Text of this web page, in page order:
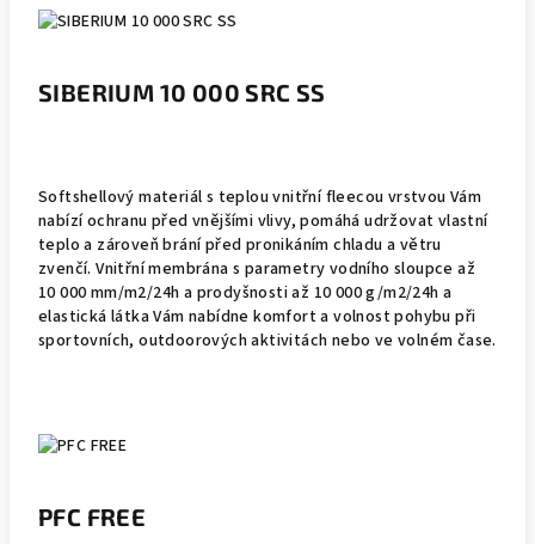
SIBERIUM 10 000 SRC SS
Softshellový materiál s teplou vnitřní fleecou vrstvou Vám
nabízí ochranu před vnějšími vlivy, pomáhá udržovat vlastní
teplo a zároveň brání před pronikáním chladu a větru
zvenčí. Vnitřní membrána s parametry vodního sloupce až
10 000 mm/m2/24h a prodyšnosti až 10 000 g/m2/24h a
elastická látka Vám nabídne komfort a volnost pohybu při
sportovních, outdoorových aktivitách nebo ve volném čase.
PFC FREE